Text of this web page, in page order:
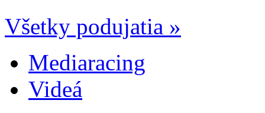
Všetky podujatia »
Mediaracing
Videá